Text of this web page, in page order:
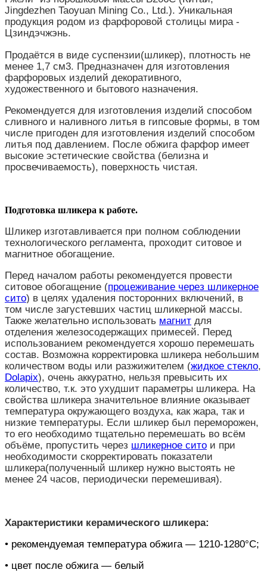
Jingdezhen Taoyuan Mining Co., Ltd.). Уникальная
продукция родом из фарфоровой столицы мира -
Цзиндэчжэнь.
Продаётся в виде суспензии(шликер), плотность не
менее 1,7 см3. Предназначен для изготовления
фарфоровых изделий декоративного,
художественного и бытового назначения.
Рекомендуется для изготовления изделий способом
сливного и наливного литья в гипсовые формы, в том
числе пригоден для изготовления изделий способом
литья под давлением. После обжига фарфор имеет
высокие эстетические свойства (белизна и
просвечиваемость), поверхность чистая.
Подготовка шликера к работе.
Шликер изготавливается при полном соблюдении
технологического регламента, проходит ситовое и
магнитное обогащение.
Перед началом работы рекомендуется провести
ситовое обогащение (процеживание через шликерное
сито) в целях удаления посторонних включений, в
том числе загустевших частиц шликерной массы.
Также желательно использовать магнит для
отделения железосодержащих примесей. Перед
использованием рекомендуется хорошо перемешать
состав. Возможна корректировка шликера небольшим
количеством воды или разжижителем (жидкое стекло,
Dolapix), очень аккуратно, нельзя превысить их
количество, т.к. это ухудшит параметры шликера. На
свойства шликера значительное влияние оказывает
температура окружающего воздуха, как жара, так и
низкие температуры. Если шликер был переморожен,
то его необходимо тщательно перемешать во всём
объёме, пропустить через шликерное сито и при
необходимости скорректировать показатели
шликера(полученный шликер нужно выстоять не
менее 24 часов, периодически перемешивая).
Характеристики керамического шликера:
• рекомендуемая температура обжига — 1210-1280°С;
• цвет после обжига — белый